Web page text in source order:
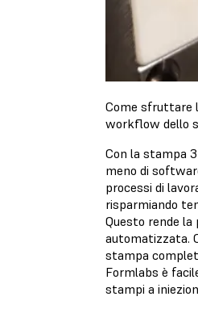
Come sfruttare
workflow dello
Con la stampa
meno di
processi di
risparmiando
Questo rende la
automatizzata.
stampa
Formlabs è
stampi a